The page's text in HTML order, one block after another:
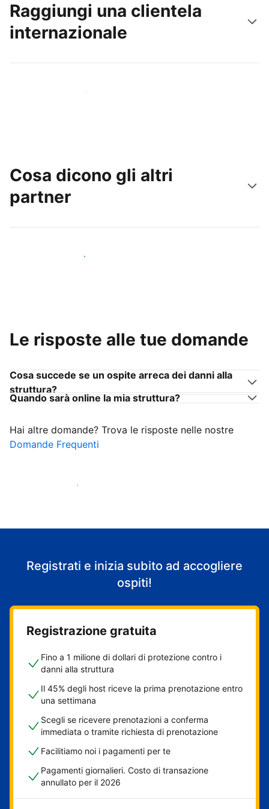
Raggiungi una clientela
internazionale
Raggiungi subito nuovi ospiti
Cosa dicono gli altri
partner
Unisciti ad altri host come te
Le risposte alle tue domande
Cosa succede se un ospite arreca dei danni alla
struttura?
Quando sarà online la mia struttura?
Hai altre domande? Trova le risposte nelle nostre
Domande Frequenti
Inizia ad accogliere ospiti
Registrati e inizia subito ad accogliere
ospiti!
Registrazione gratuita
Fino a 1 milione di dollari di protezione contro i
danni alla struttura
Il 45% degli host riceve la prima prenotazione entro
una settimana
Scegli se ricevere prenotazioni a conferma
immediata o tramite richiesta di prenotazione
Facilitiamo noi i pagamenti per te
Pagamenti giornalieri. Costo di transazione
annullato per il 2026